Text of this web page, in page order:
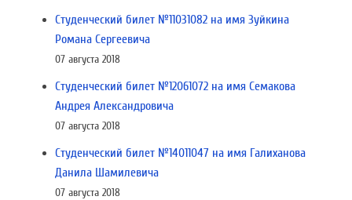
Студенческий билет №11031082 на имя Зуйкина
Романа Сергеевича
07 августа 2018
Студенческий билет №12061072 на имя Семакова
Андрея Александровича
07 августа 2018
Студенческий билет №14011047 на имя Галиханова
Данила Шамилевича
07 августа 2018